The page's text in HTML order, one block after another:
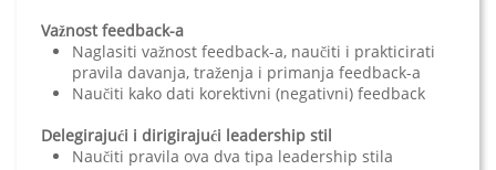
Važnost feedback-a
Naglasiti važnost feedback-a, naučiti i prakticirati
pravila davanja, traženja i primanja feedback-a
Naučiti kako dati korektivni (negativni) feedback
Delegirajući i dirigirajući leadership stil
Naučiti pravila ova dva tipa leadership stila